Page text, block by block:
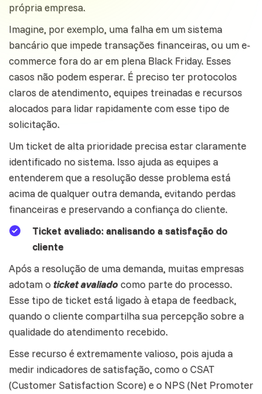
própria empresa.
Imagine, por exemplo, uma falha em um sistema
bancário que impede transações financeiras, ou um e-
commerce fora do ar em plena Black Friday. Esses
casos não podem esperar. É preciso ter protocolos
claros deatendimento, equipes treinadas e recursos
alocados para lidar rapidamente com esse tipo de
solicitação.
Um ticket de alta prioridade precisa estar claramente
identificado no sistema. Isso ajuda as equipes a
entenderem que a resolução desse problema está
acima de qualquer outra demanda, evitando perdas
financeiras e preservando a confiança do cliente.
Ticket avaliado: analisando a satisfação do
cliente
Após a resolução de uma demanda, muitas empresas
adotam o ticket avaliadocomo parte do processo.
Esse tipo de ticket está ligado à etapa de feedback,
quando o cliente compartilha sua percepção sobre a
qualidade do atendimento recebido.
Esse recurso é extremamente valioso, pois ajuda a
medir indicadores de satisfação, como o CSAT
(Customer Satisfaction Score) e o NPS(Net Promoter